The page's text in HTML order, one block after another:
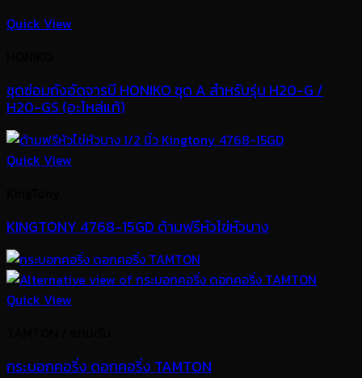
Quick View
ชุดซ่อมถังอัดจารบี HONIKO ชุด A สำหรับรุ่น H20-G /
H20-GS (อะไหล่แท้)
Quick View
KINGTONY 4768-15GD ด้ามฟรีหัวไข่หัวบาง
Quick View
กระบอกคอริ่ง ดอกคอริ่ง TAMTON